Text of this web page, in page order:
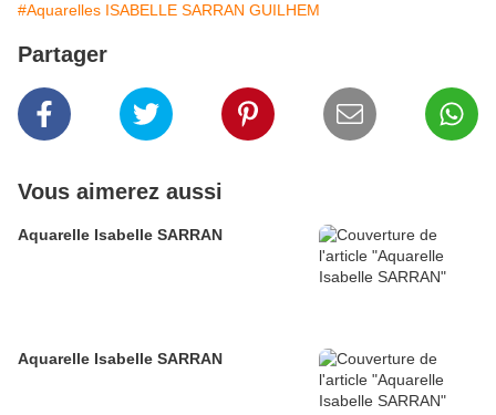
#Aquarelles ISABELLE SARRAN GUILHEM
Partager
Vous aimerez aussi
Aquarelle Isabelle SARRAN
Aquarelle Isabelle SARRAN